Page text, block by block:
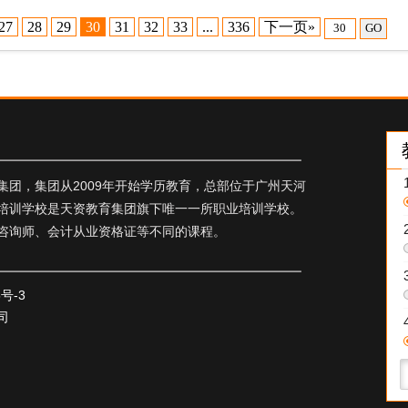
28 29 30 31 32 33 ... 336 下一页» GO
团，集团从2009年开始学历教育，总部位于广州天河
学校是天资教育集团旗下唯一一所职业培训学校。
师、会计从业资格证等不同的课程。
-3